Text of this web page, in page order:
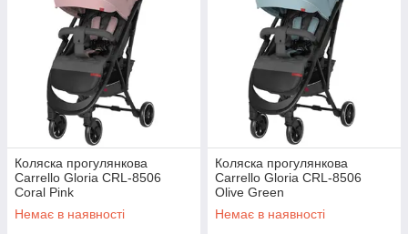
Коляска прогулянкова
Carrello Gloria CRL-8506
Coral Pink
Немає в наявності
Коляска прогулянкова
Carrello Gloria CRL-8506
Olive Green
Немає в наявності